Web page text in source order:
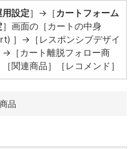
用設定］→［カートフォーム
］画面の［カートの中身
］→［レスポンシブデザイ
→［カート離脱フォロー商
関連商品］［レコメンド］
品